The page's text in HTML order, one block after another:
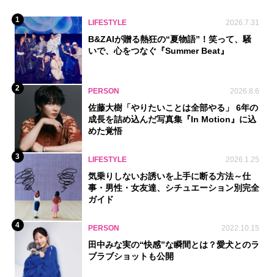
1 LIFESTYLE 2026.7.31
B&ZAIが贈る熱狂の“夏物語”！笑って、騒
いで、心をつなぐ『Summer Beat』
2 PERSON 2026.8.6
佐藤大樹「やりたいことは全部やる」 6年の
成長を詰め込んだ写真集『In Motion』に込
めた覚悟
3 LIFESTYLE 2026.1.25
気乗りしないお誘いを上手に断る方法～仕
事・男性・女友達、シチュエーション別完全
ガイド
4 PERSON 2022.10.15
田中みな実の“快感”な瞬間とは？愛犬とのラ
ブラブショットも公開